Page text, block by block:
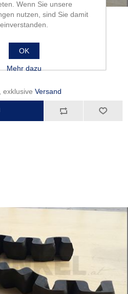
Leitblech
exklusiveVersand
Wenn Sie unsere
nutzen, sind Sie damit
einverstanden.
OK
Mehr dazu